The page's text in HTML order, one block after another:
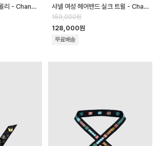
샤넬 여성 코코 실크 트윌리 - Chanel Womens Coco Silk Twilly -…
샤넬 여성 헤어밴드 실크 트윌 - Chanel Womens Hairband Silk Twi…
159,000원
128,000원
무료배송